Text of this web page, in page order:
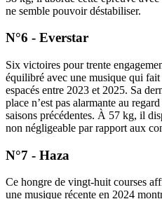
ne semble pouvoir déstabiliser.
N°6 - Everstar
Six victoires pour trente
équilibré avec une musique qui fait
espacés entre 2023 et 2025. Sa
place n’est pas alarmante au
saisons précédentes. À 57 kg, il
non négligeable par rapport aux
N°7 - Haza
Ce hongre de vingt-huit courses
une musique récente en 2024